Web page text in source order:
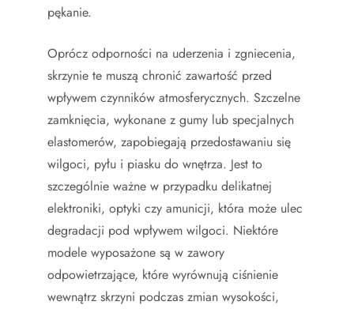
pękanie.
Oprócz odporności na uderzenia i zgniecenia,
skrzynie te muszą chronić zawartość przed
wpływem czynników atmosferycznych. Szczelne
zamknięcia, wykonane z gumy lub specjalnych
elastomerów, zapobiegają przedostawaniu się
wilgoci, pyłu i piasku do wnętrza. Jest to
szczególnie ważne w przypadku delikatnej
elektroniki, optyki czy amunicji, która może ulec
degradacji pod wpływem wilgoci. Niektóre
modele wyposażone są w zawory
odpowietrzające, które wyrównują ciśnienie
wewnątrz skrzyni podczas zmian wysokości,